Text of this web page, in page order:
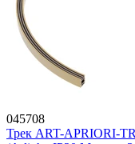
045708
Трек ART-APRIORI-